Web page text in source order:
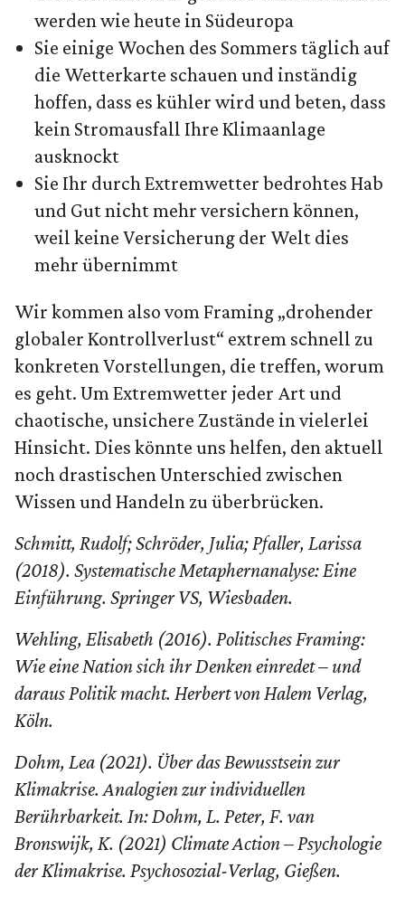
werden wie heute in Südeuropa
Sie einige Wochen des Sommers täglich auf
die Wetterkarte schauen und inständig
hoffen, dass es kühler wird und beten, dass
kein Stromausfall Ihre Klimaanlage
ausknockt
Sie Ihr durch Extremwetter bedrohtes Hab
und Gut nicht mehr versichern können,
weil keine Versicherung der Welt dies
mehr übernimmt
Wir kommen also vom Framing „drohender
globaler Kontrollverlust“ extrem schnell zu
konkreten Vorstellungen, die treffen, worum
es geht. Um Extremwetter jeder Art und
chaotische, unsichere Zustände in vielerlei
Hinsicht. Dies könnte uns helfen, den aktuell
noch drastischen Unterschied zwischen
Wissen und Handeln zu überbrücken.
Schmitt, Rudolf; Schröder, Julia; Pfaller, Larissa
(2018). Systematische Metaphernanalyse: Eine
Einführung. Springer VS, Wiesbaden.
Wehling, Elisabeth (2016). Politisches Framing:
Wie eine Nation sich ihr Denken einredet – und
daraus Politik macht. Herbert von Halem Verlag,
Köln.
Dohm, Lea (2021). Über das Bewusstsein zur
Klimakrise. Analogien zur individuellen
Berührbarkeit. In: Dohm, L. Peter, F. van
Bronswijk, K. (2021) Climate Action – Psychologie
der Klimakrise. Psychosozial-Verlag, Gießen.